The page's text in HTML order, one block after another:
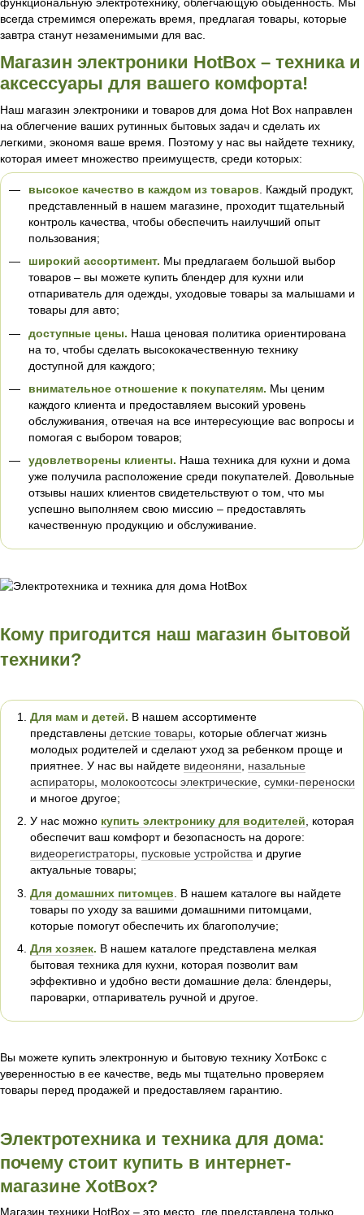
всегда стремимся опережать время, предлагая товары, которые
завтра станут незаменимыми для вас.
Магазин электроники HotBox – техника и
аксессуары для вашего комфорта!
Наш магазин электроники и товаров для дома Hot Box направлен
на облегчение ваших рутинных бытовых задач и сделать их
легкими, экономя ваше время. Поэтому у нас вы найдете технику,
которая имеет множество преимуществ, среди которых:
высокое качество в каждом из товаров . Каждый продукт,
представленный в нашем магазине, проходит тщательный
контроль качества, чтобы обеспечить наилучший опыт
пользования;
широкий ассортимент. Мы предлагаем большой выбор
товаров – вы можете купить блендер для кухни или
отпариватель для одежды, уходовые товары за малышами и
товары для авто;
доступные цены. Наша ценовая политика ориентирована
на то, чтобы сделать высококачественную технику
доступной для каждого;
внимательное отношение к покупателям. Мы ценим
каждого клиента и предоставляем высокий уровень
обслуживания, отвечая на все интересующие вас вопросы и
помогая с выбором товаров;
удовлетворены клиенты. Наша техника для кухни и дома
уже получила расположение среди покупателей. Довольные
отзывы наших клиентов свидетельствуют о том, что мы
успешно выполняем свою миссию – предоставлять
качественную продукцию и обслуживание.
Кому пригодится наш магазин бытовой
техники?
Для мам и детей. В нашем ассортименте
представлены детские товары , которые облегчат жизнь
молодых родителей и сделают уход за ребенком проще и
приятнее. У нас вы найдете видеоняни
назальные
аспираторы
молокоотсосы электрические сумки-переноски
и многое другое;
У нас можно купить электронику для водителей, которая
обеспечит ваш комфорт и безопасность на дороге:
видеорегистраторы, пусковые устройства и другие
актуальные товары;
Для домашних питомцев . В нашем каталоге вы найдете
товары по уходу за вашими домашними питомцами,
которые помогут обеспечить их благополучие;
Для хозяек. В нашем каталоге представлена мелкая
бытовая техника для кухни, которая позволит вам
эффективно и удобно вести домашние дела: блендеры,
пароварки, отпариватель ручной и другое.
Вы можете купить электронную и бытовую технику ХотБокс с
уверенностью в ее качестве, ведь мы тщательно проверяем
товары перед продажей и предоставляем гарантию.
Электротехника и техника для дома:
почему стоит купить в интернет-
магазине XotBox?
Магазин техники HotBox – это место, где представлена только